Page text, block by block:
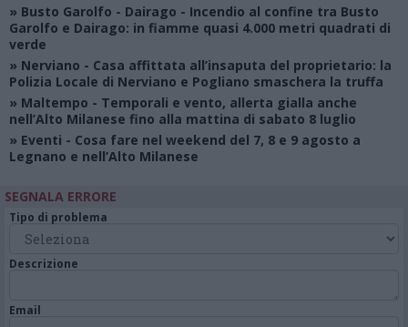
» Busto Garolfo - Dairago - Incendio al confine tra Busto
Garolfo e Dairago: in fiamme quasi 4.000 metri quadrati di
verde
» Nerviano - Casa affittata all’insaputa del proprietario: la
Polizia Locale di Nerviano e Pogliano smaschera la truffa
» Maltempo - Temporali e vento, allerta gialla anche
nell’Alto Milanese fino alla mattina di sabato 8 luglio
» Eventi - Cosa fare nel weekend del 7, 8 e 9 agosto a
Legnano e nell’Alto Milanese
SEGNALA ERRORE
Tipo di problema
Descrizione
Email